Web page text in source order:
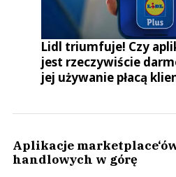
Lidl triumfuje! Czy
jest rzeczywiście
jej używanie płacą
Aplikacje
handlowych w górę